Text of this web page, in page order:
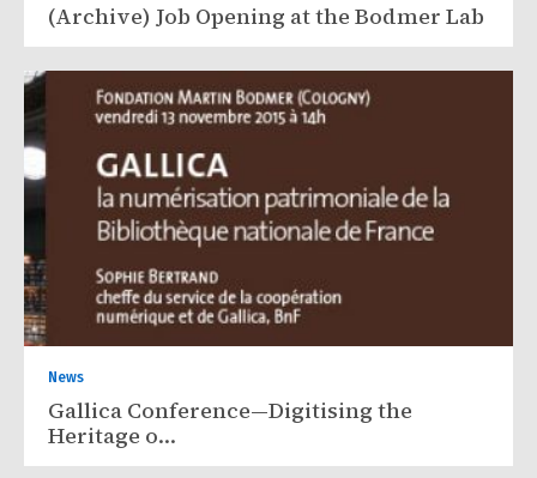
(Archive) Job Opening at the Bodmer Lab
News
Gallica Conference—Digitising the
Heritage o…